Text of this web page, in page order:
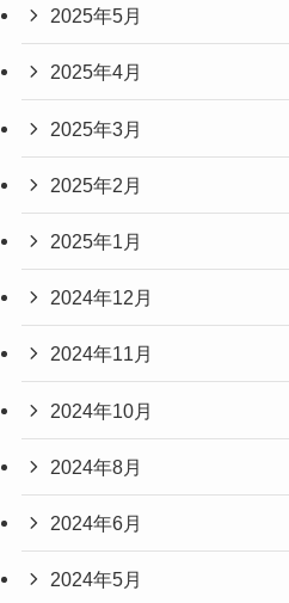
2025年5月
2025年4月
2025年3月
2025年2月
2025年1月
2024年12月
2024年11月
2024年10月
2024年8月
2024年6月
2024年5月